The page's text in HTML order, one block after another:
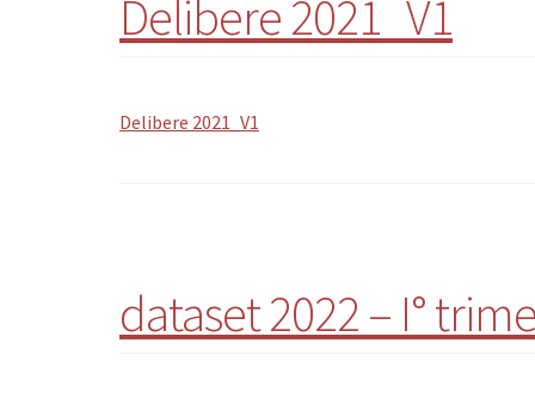
Delibere 2021_V1
Delibere 2021_V1
dataset 2022 – I°